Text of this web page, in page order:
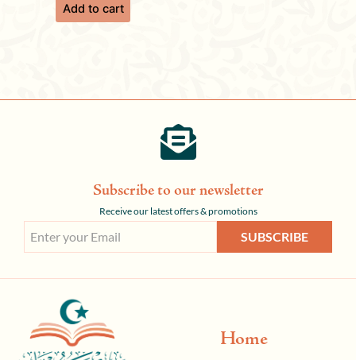
Add to cart
Subscribe to our newsletter
Receive our latest offers & promotions
SUBSCRIBE
Home